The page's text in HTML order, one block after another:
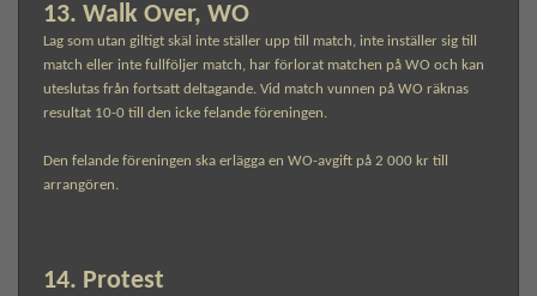
13. Walk Over, WO
Lag som utan giltigt skäl inte ställer upp till match, inte inställer sig till
match eller inte fullföljer match, har förlorat matchen på WO och kan
uteslutas från fortsatt deltagande. Vid match vunnen på WO räknas
resultat 10-0 till den icke felande föreningen.
Den felande föreningen ska erlägga en WO-avgift på 2 000 kr till
arrangören.
14. Protest